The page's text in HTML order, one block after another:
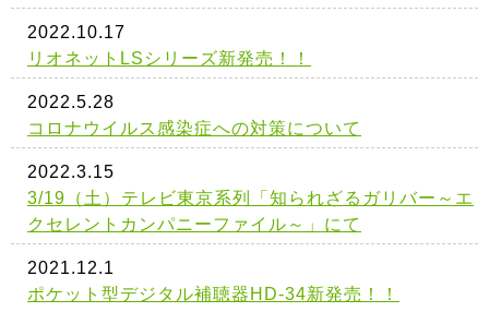
2022.10.17
リオネットLSシリーズ新発売！！
2022.5.28
コロナウイルス感染症への対策について
2022.3.15
3/19（土）テレビ東京系列「知られざるガリバー～エ
クセレントカンパニーファイル～」にて
2021.12.1
ポケット型デジタル補聴器HD-34新発売！！